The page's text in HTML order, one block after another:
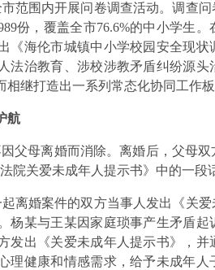
范围内开展问卷调查活动。调查
份，覆盖全市76.6%的中小学生
《海伦市城镇中小学校园安全现
法治教育、涉校涉教矛盾纠纷源
继打造出一系列常态化协同工作
航
父母离婚而消除。离婚后，父母
院关爱未成年人提示书》中的一段
离婚案件的双方当事人发出《关
杨某与王某因家庭琐事产生矛盾
发出《关爱未成年人提示书》，并
理健康和情感需求，给予未成年